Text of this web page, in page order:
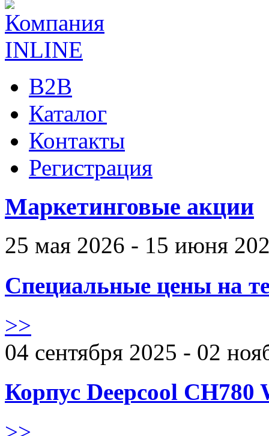
B2B
Каталог
Контакты
Регистрация
Маркетинговые акции
25 мая 2026 - 15 июня
Специальные цены на
>>
04 сентября 2025 - 02
Корпус Deepcool CH780